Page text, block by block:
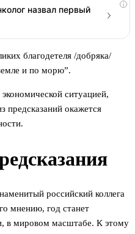
i
назвал первый
благодетеля /добряка/
и по морю”.
ситуацией,
предсказаний окажется
российский коллега
мнению, год станет
в мировом масштабе. К этому